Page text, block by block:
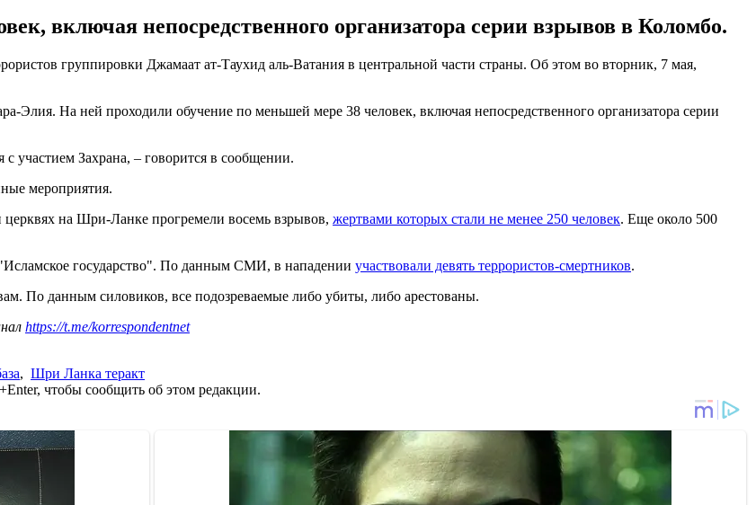
включая непосредственного организатора серии взрывов в Коломбо.
группировки Джамаат ат-Таухид аль-Ватания в центральной части страны. Об этом во вторник, 7 мая,
Элия. На ней проходили обучение по меньшей мере 38 человек, включая непосредственного организатора серии
участием Захрана, – говорится в сообщении.
мероприятия.
церквях на Шри-Ланке прогремели восемь взрывов, жертвами которых стали не менее 250 человек. Еще около 500
"Исламское государство". По данным СМИ, в нападении участвовали девять террористов-смертников.
По данным силовиков, все подозреваемые либо убиты, либо арестованы.
https://t.me/korrespondentnet
, Шри Ланка теракт
чтобы сообщить об этом редакции.